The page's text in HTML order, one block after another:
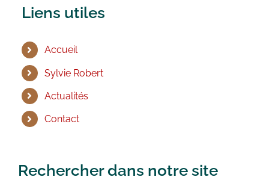
Liens utiles
Accueil
Sylvie Robert
Actualités
Contact
Rechercher dans notre site